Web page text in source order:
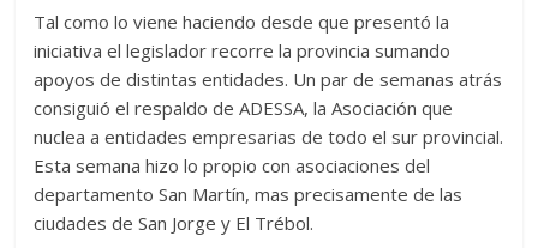
Tal como lo viene haciendo desde que presentó la
iniciativa el legislador recorre la provincia sumando
apoyos de distintas entidades. Un par de semanas atrás
consiguió el respaldo de ADESSA, la Asociación que
nuclea a entidades empresarias de todo el sur provincial.
Esta semana hizo lo propio con asociaciones del
departamento San Martín, mas precisamente de las
ciudades de San Jorge y El Trébol.